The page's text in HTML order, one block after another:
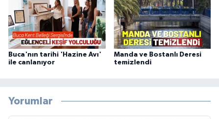
Buca'nın tarihi 'Hazine Avı'
ile canlanıyor
Manda ve Bostanlı Deresi
temizlendi
Yorumlar